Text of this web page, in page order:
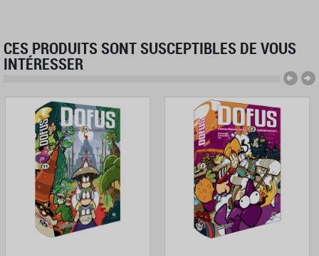
CES PRODUITS SONT SUSCEPTIBLES DE VOUS
INTÉRESSER